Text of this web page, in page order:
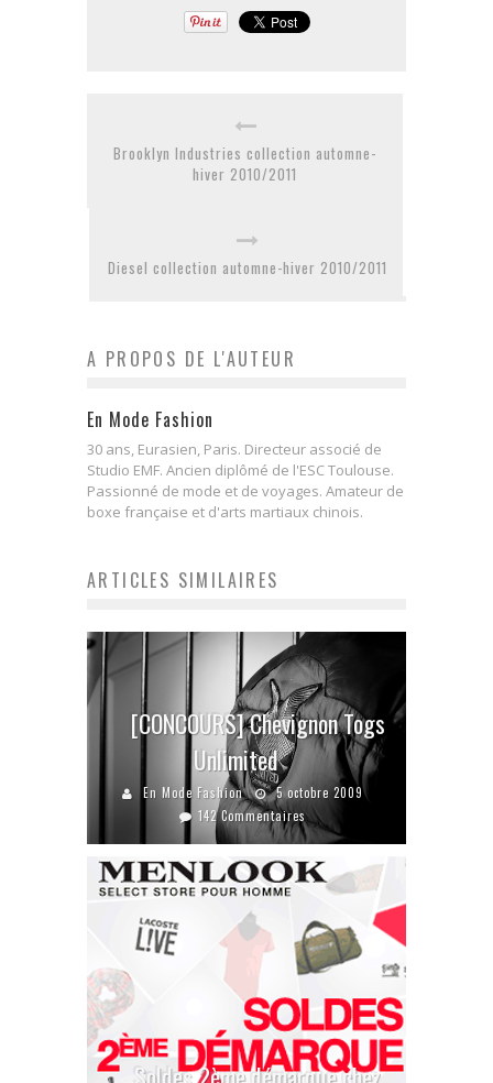
Brooklyn Industries collection automne-
hiver 2010/2011
Diesel collection automne-hiver 2010/2011
A PROPOS DE L'AUTEUR
En Mode Fashion
30 ans, Eurasien, Paris. Directeur associé de
Studio EMF. Ancien diplômé de l'ESC Toulouse.
Passionné de mode et de voyages. Amateur de
boxe française et d'arts martiaux chinois.
ARTICLES SIMILAIRES
[CONCOURS] Chevignon Togs
Unlimited
En Mode Fashion
5 octobre 2009
142 Commentaires